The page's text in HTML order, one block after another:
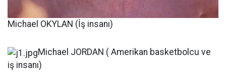
Michael OKYLAN (İş insanı)
Michael JORDAN ( Amerikan basketbolcu ve
iş insanı)